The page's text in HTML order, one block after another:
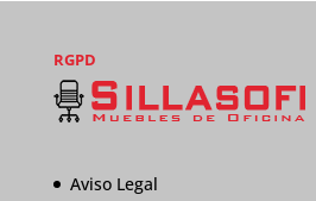
RGPD
Aviso Legal